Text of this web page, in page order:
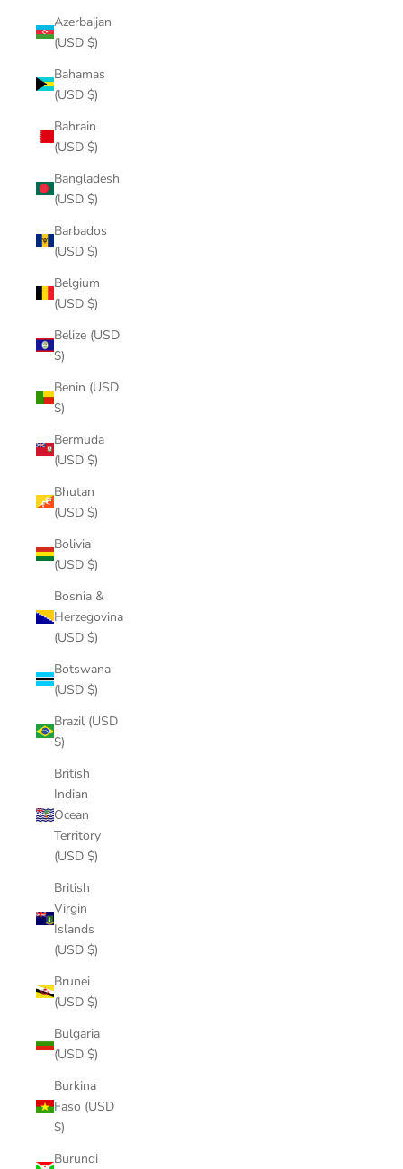
Azerbaijan
(USD $)
Bahamas
(USD $)
Bahrain
(USD $)
Bangladesh
(USD $)
Barbados
(USD $)
Belgium
(USD $)
Belize (USD
$)
Benin (USD
$)
Bermuda
(USD $)
Bhutan
(USD $)
Bolivia
(USD $)
Bosnia &
Herzegovina
(USD $)
Botswana
(USD $)
Brazil (USD
$)
British
Indian
Ocean
Territory
(USD $)
British
Virgin
Islands
(USD $)
Brunei
(USD $)
Bulgaria
(USD $)
Burkina
Faso (USD
$)
Burundi